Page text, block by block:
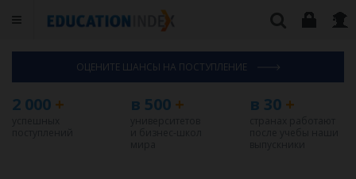
ОЦЕНИТЕ ШАНСЫ НА ПОСТУПЛЕНИЕ
2 000 + в 500 + в 30+